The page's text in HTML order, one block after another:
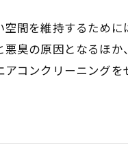
間を維持するため
臭の原因となるほ
コンクリーニング